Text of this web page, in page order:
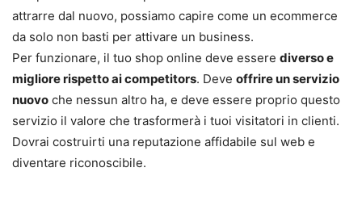
attrarre dal nuovo, possiamo capire come un ecommerce
da solo non basti per attivare un business.
Per funzionare, il tuo shop online deve essere diverso e
migliore rispetto ai competitors. Deve offrire un servizio
nuovo che nessun altro ha, e deve essere proprio questo
servizio il valore che trasformerà i tuoi visitatori in clienti.
Dovrai costruirti una reputazione affidabile sul web e
diventare riconoscibile.